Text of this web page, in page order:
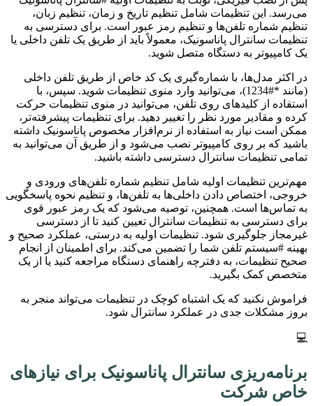
می‌رسد. این تنظیمات شامل تنظیم تاریخ و زمان، تنظیم زبان،
تنظیم شماره تلفن‌ها و تنظیم رمز عبور است. برای دسترسی به
تنظیمات سانترال پاناسونیک، معمولاً باید از طریق یک تلفن داخلی یا
یک کامپیوتر به دستگاه متصل شوید.
در اکثر مدل‌ها، با شماره‌گیری یک کد خاص از طریق تلفن داخلی
(مانند *#1234)، می‌توانید وارد منوی تنظیمات شوید. سپس، با
استفاده از کلیدهای روی تلفن، می‌توانید در منوی تنظیمات حرکت
کرده و مقادیر مورد نظر را تغییر دهید. برای تنظیمات پیشرفته‌تر،
ممکن است نیاز به استفاده از نرم‌افزار مخصوص پاناسونیک داشته
باشید که بر روی کامپیوتر نصب می‌شود و از طریق آن می‌توانید به
تمامی تنظیمات سانترال دسترسی داشته باشید.
مهم‌ترین تنظیمات اولیه شامل تنظیم شماره تلفن‌های ورودی و
خروجی، اختصاص دادن داخلی‌ها به تلفن‌ها، و تنظیم نحوه پاسخگویی
به تماس‌ها است. همچنین، توصیه می‌شود که یک رمز عبور قوی
برای دسترسی به تنظیمات سانترال تعیین کنید تا از دسترسی
غیرمجاز جلوگیری شود. تنظیمات اولیه به درستی، عملکرد صحیح و
بهینه #سیستم تلفن شما را تضمین می‌کند. برای اطمینان از انجام
صحیح تنظیمات، به دفترچه راهنمای دستگاه مراجعه کنید یا از یک
متخصص کمک بگیرید.
فراموش نکنید که یک اشتباه کوچک در تنظیمات می‌تواند منجر به
بروز مشکلات جدی در عملکرد سانترال شود.
💻
برنامه‌ریزی سانترال پاناسونیک برای نیازهای
خاص شرکت